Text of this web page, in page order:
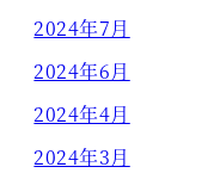
2024年7月
2024年6月
2024年4月
2024年3月